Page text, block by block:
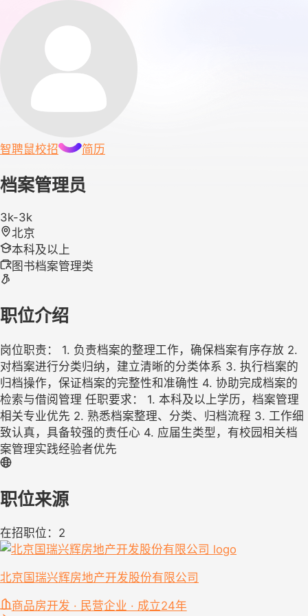
智聘鼠校招 简历
档案管理员
3k-3k
北京
本科及以上
图书档案管理类
职位介绍
岗位职责： 1. 负责档案的整理工作，确保档案有序存放 2.
对档案进行分类归纳，建立清晰的分类体系 3. 执行档案的
归档操作，保证档案的完整性和准确性 4. 协助完成档案的
检索与借阅管理 任职要求： 1. 本科及以上学历，档案管理
相关专业优先 2. 熟悉档案整理、分类、归档流程 3. 工作细
致认真，具备较强的责任心 4. 应届生类型，有校园相关档
案管理实践经验者优先
职位来源
在招职位：2
北京国瑞兴辉房地产开发股份有限公司
商品房开发 · 民营企业 · 成立24年